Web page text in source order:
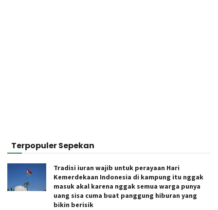
Terpopuler Sepekan
Tradisi iuran wajib untuk perayaan Hari
Kemerdekaan Indonesia di kampung itu nggak
masuk akal karena nggak semua warga punya
uang sisa cuma buat panggung hiburan yang
bikin berisik